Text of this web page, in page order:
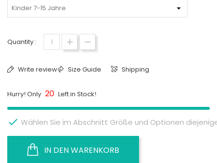
Quantity :
Write review Size Guide Shipping
Hurry! Only 20 Left in Stock!
 Wählen Sie im Abschnitt Größe und Optionen
IN DEN WARENKORB